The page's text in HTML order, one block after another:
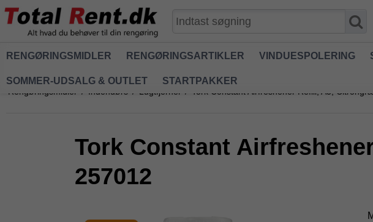
RENGØRINGSMIDLER RENGØRINGSARTIKLER VINDUESPOLERING
SOMMER-UDSALG & OUTLET STARTPAKKER
Rengøringsmidler / Indendørs / Lugtfjerner / Tork Constant Airfreshener Refill, A3,
Tork Constant
257012